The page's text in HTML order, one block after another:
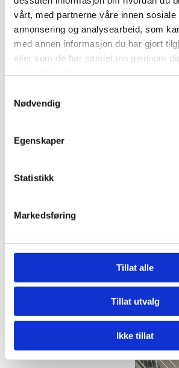
vårt, med partnerne våre innen sosiale
annonsering og analysearbeid, som
med annen informasjon du har gjort
eller som de har samlet inn gjennom
Nødvendig
Egenskaper
Statistikk
Markedsføring
Tillat alle
Tillat utvalg
Ikke tillat